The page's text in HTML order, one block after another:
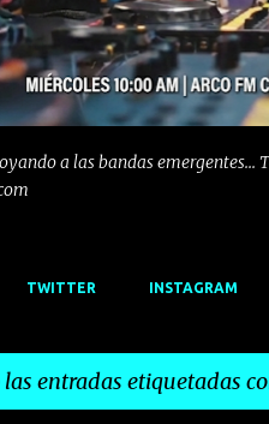
a las bandas
TWITTER INSTAGRAM
entradas etiquetadas